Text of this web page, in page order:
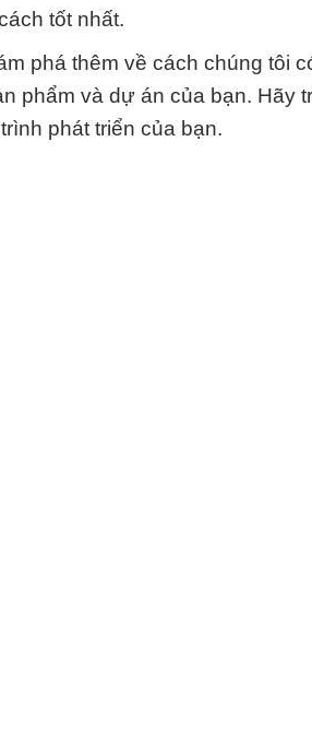
tốt nhất.
phá thêm về cách chúng tôi
phẩm và dự án của bạn. Hãy
phát triển của bạn.